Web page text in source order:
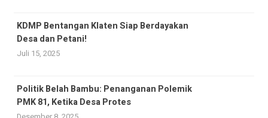
KDMP Bentangan Klaten Siap Berdayakan
Desa dan Petani!
Juli 15, 2025
Politik Belah Bambu: Penanganan Polemik
PMK 81, Ketika Desa Protes